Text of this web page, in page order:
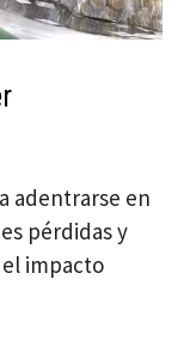
adentrarse en
pérdidas y
impacto